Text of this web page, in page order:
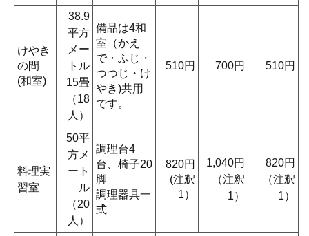
けやき
の間
(和室)
38.9
平方
メー
トル
15畳
（18
人）
備品は4和
室（かえ
で・ふじ・
つつじ・け
やき)共用
です。
510円 700円 510円
料理実
習室
50平
方メ
ート
ル
（20
人）
調理台4
台、椅子20
脚
調理器具一
式
820円
(注釈
1）
1,040円
（注釈
1）
820円
（注釈
1）